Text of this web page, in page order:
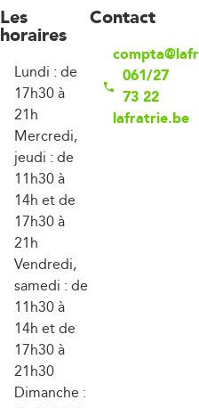
Les
horaires
Lundi : de
17h30 à
21h
Mercredi,
jeudi : de
11h30 à
14h et de
17h30 à
21h
Vendredi,
samedi : de
11h30 à
14h et de
17h30 à
21h30
Dimanche :
Contact
061/27
73 22
lafratrie.be